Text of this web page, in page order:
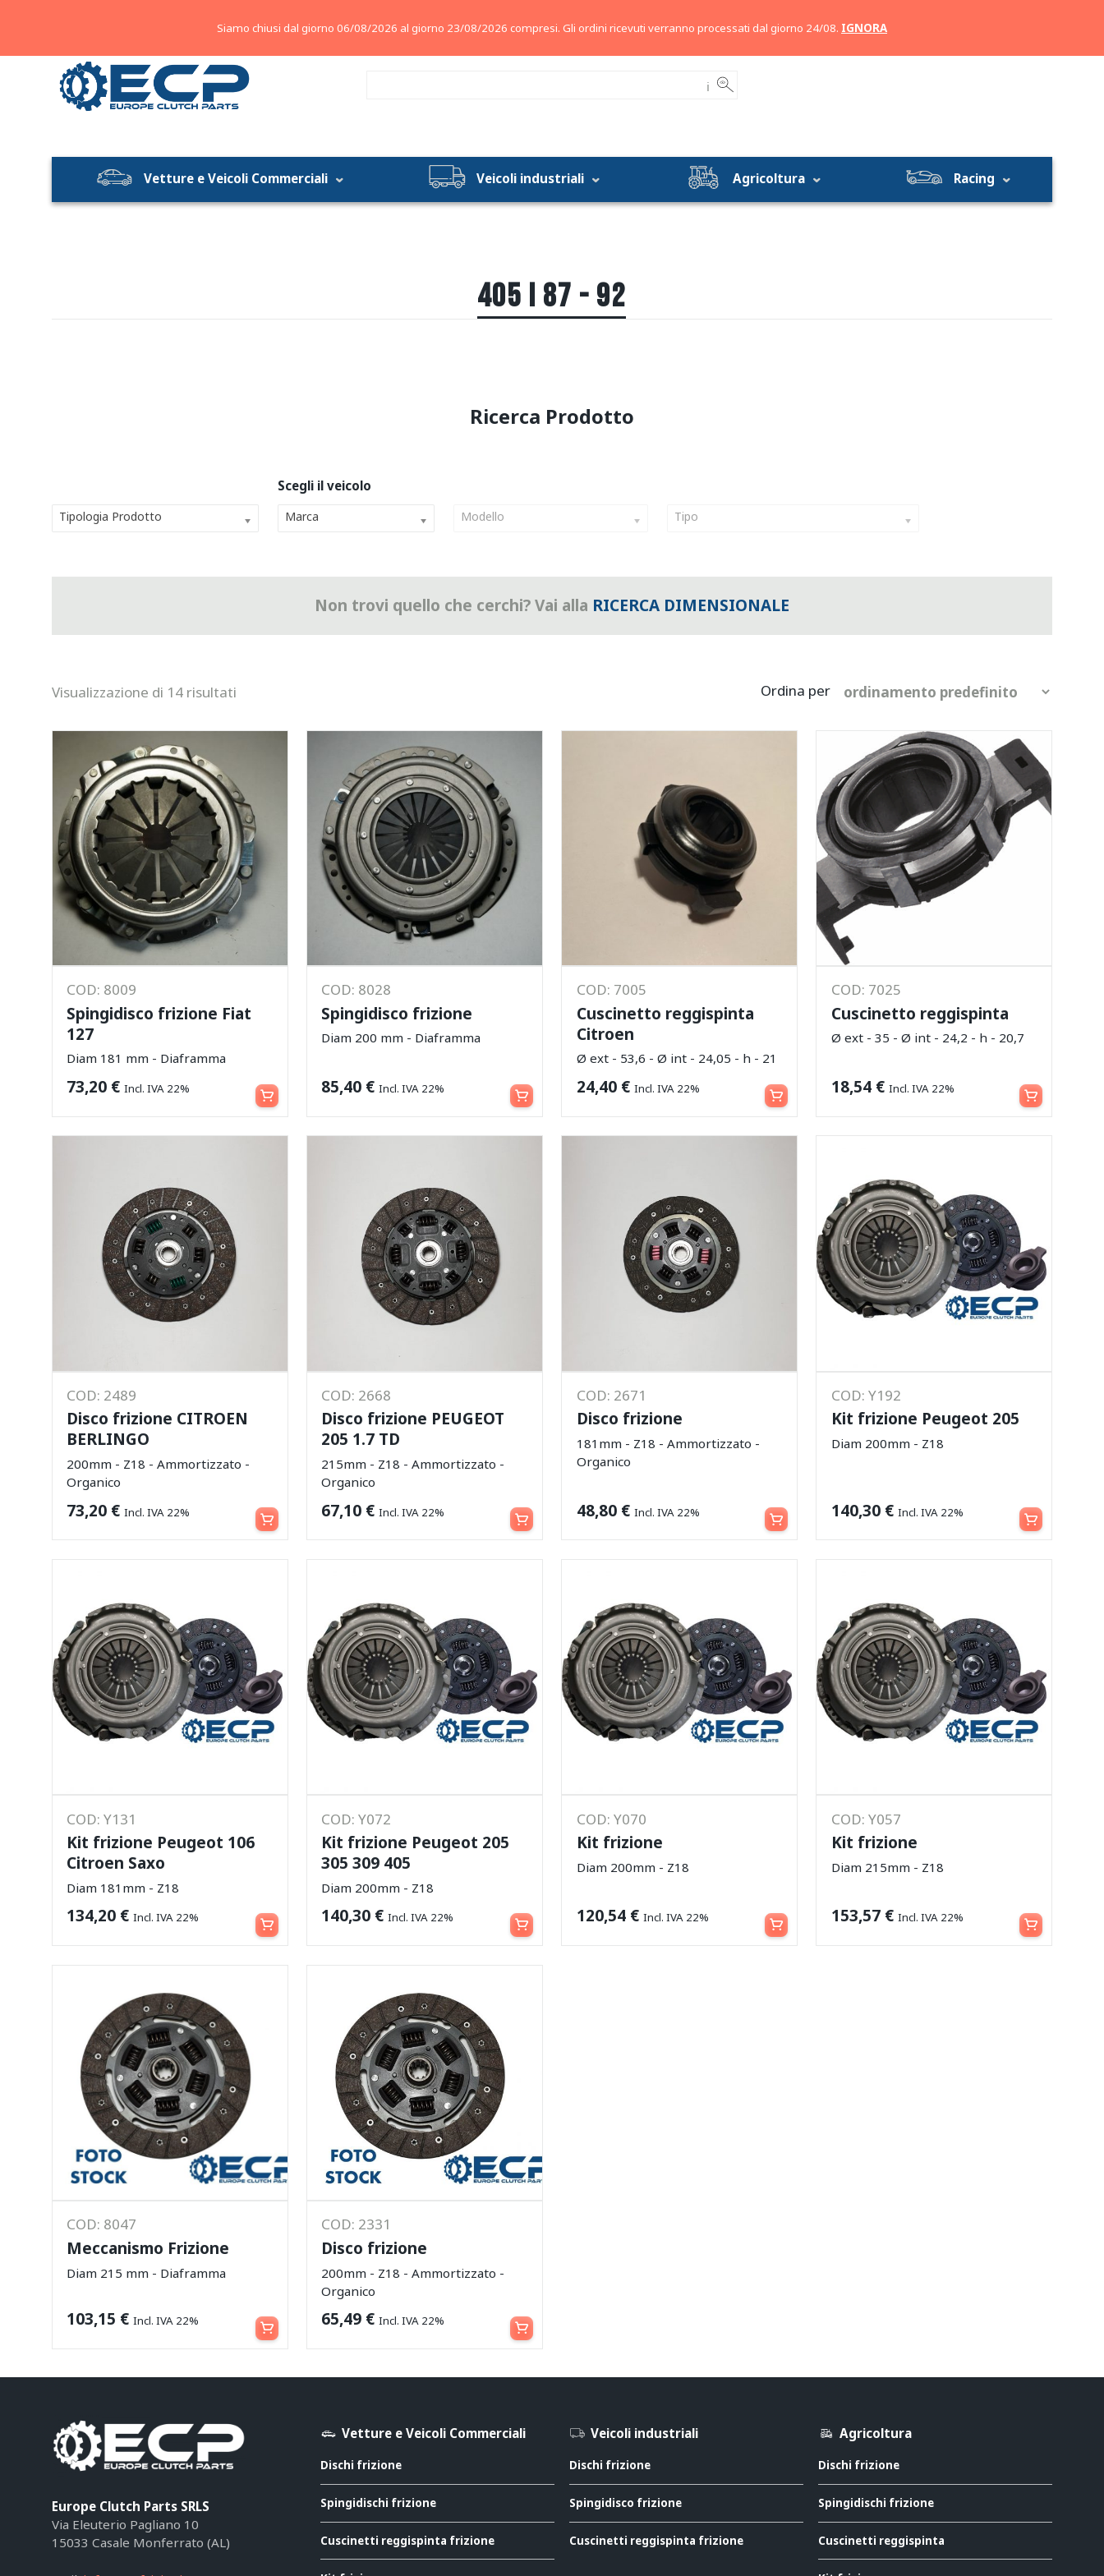
ℹ
Vetture e Veicoli Commerciali Veicoli industriali Agricoltura Racing
405 I 87 - 92
Tipologia Prodotto Marca Modello Tipo
Non trovi quello che cerchi? Vai alla RICERCA DIMENSIONALE
Visualizzazione di 14 risultati
COD: 8009
Spingidisco frizione Fiat
127
Diam 181 mm - Diaframma
73,20 € Incl. IVA 22% Aggiungi al carrello
COD: 8028
Spingidisco frizione
Diam 200 mm - Diaframma
85,40 € Incl. IVA 22% Aggiungi al carrello
COD: 7005
Cuscinetto reggispinta
Citroen
Ø ext - 53,6 - Ø int - 24,05 - h - 21
24,40 € Incl. IVA 22% Aggiungi al carrello
COD: 7025
Cuscinetto reggispinta
Ø ext - 35 - Ø int - 24,2 - h - 20,7
18,54 € Incl. IVA 22% Aggiungi al carrello
COD: 2489
Disco frizione CITROEN
BERLINGO
200mm - Z18 - Ammortizzato -
Organico
73,20 € Incl. IVA 22% Aggiungi al carrello
COD: 2668
Disco frizione PEUGEOT
205 1.7 TD
215mm - Z18 - Ammortizzato -
Organico
67,10 € Incl. IVA 22% Aggiungi al carrello
COD: 2671
Disco frizione
181mm - Z18 - Ammortizzato -
Organico
48,80 € Incl. IVA 22% Aggiungi al carrello
COD: Y192
Kit frizione Peugeot 205
Diam 200mm - Z18
140,30 € Incl. IVA 22% Aggiungi al carrello
COD: Y131
Kit frizione Peugeot 106
Citroen Saxo
Diam 181mm - Z18
134,20 € Incl. IVA 22% Aggiungi al carrello
COD: Y072
Kit frizione Peugeot 205
305 309 405
Diam 200mm - Z18
140,30 € Incl. IVA 22% Aggiungi al carrello
COD: Y070
Kit frizione
Diam 200mm - Z18
120,54 € Incl. IVA 22% Leggi tutto
COD: Y057
Kit frizione
Diam 215mm - Z18
153,57 € Incl. IVA 22% Leggi tutto
COD: 8047
Meccanismo Frizione
Diam 215 mm - Diaframma
103,15 € Incl. IVA 22% Leggi tutto
COD: 2331
Disco frizione
200mm - Z18 - Ammortizzato -
Organico
65,49 € Incl. IVA 22% Leggi tutto
Europe Clutch Parts SRLS
Via Eleuterio Pagliano 10
15033 Casale Monferrato (AL)
Vetture e Veicoli Commerciali
Dischi frizione
Spingidischi frizione
Cuscinetti reggispinta frizione
Veicoli industriali
Dischi frizione
Spingidisco frizione
Cuscinetti reggispinta frizione
Agricoltura
Dischi frizione
Spingidischi frizione
Cuscinetti reggispinta
Siamo chiusi dal giorno 06/08/2026 al giorno 23/08/2026 compresi. Gli ordini ricevuti verranno processati dal giorno 24/08. IGNORA